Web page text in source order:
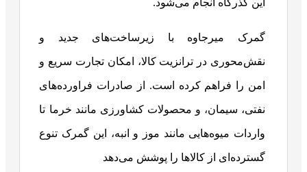
گمرک میرجاوه با زیرساخت‌های جدید و
نقش‌محوری در ترانزیت کالا، امکان تجارت سریع و
امن را فراهم کرده است. از صادرات فراورده‌های
نفتی، سیمان، و محصولات کشاورزی مانند خرما تا
واردات میوه‌هایی مانند موز و انبه، این گمرک تنوع
گسترده‌ای از کالاها را پوشش می‌دهد